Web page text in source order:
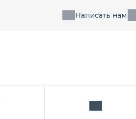
Написать нам
Написать